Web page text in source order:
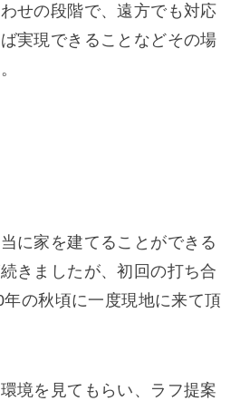
せの段階で、遠方でも対応
実現できることなどその場
に家を建てることができる
きましたが、初回の打ち合
の秋頃に一度現地に来て頂
境を見てもらい、ラフ提案